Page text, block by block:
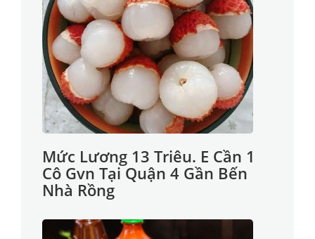
Mức Lương 13 Triêu. E Cần 1
Cô Gvn Tại Quận 4 Gần Bến
Nhà Rồng